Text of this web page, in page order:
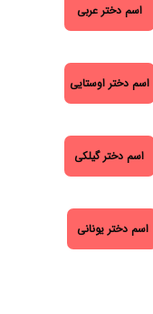
اسم دختر عربی
اسم دختر اوستایی
اسم دختر گیلکی
اسم دختر یونانی